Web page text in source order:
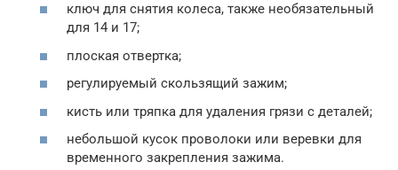
ключ для снятия колеса, также необязательный
для 14 и 17;
плоская отвертка;
регулируемый скользящий зажим;
кисть или тряпка для удаления грязи с деталей;
небольшой кусок проволоки или веревки для
временного закрепления зажима.